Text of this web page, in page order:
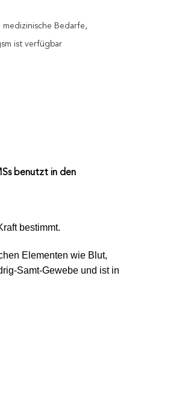
medizinische Bedarfe,
ist verfügbar
benutzt in den
bestimmt.
Elementen wie Blut,
Samt-Gewebe und ist in